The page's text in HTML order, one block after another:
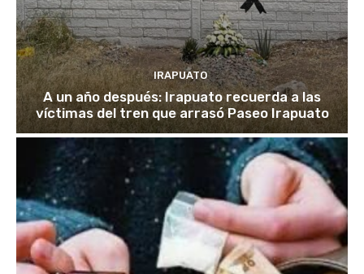
IRAPUATO
A un año después: Irapuato recuerda a las
víctimas del tren que arrasó Paseo Irapuato